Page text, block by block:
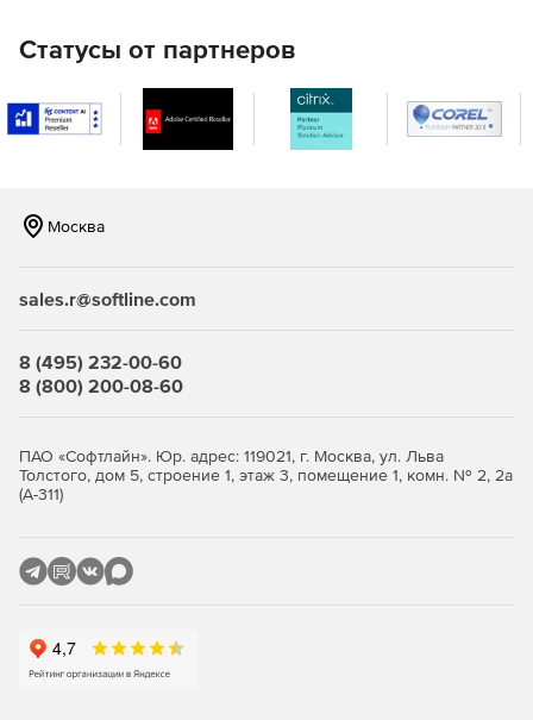
комплекте готовые интегрированные решения для
биометрической идентификации, распознавания
документов, увязки с системами бухгалтерского и
кадрового учёта и автотранспортного КПП.
реагирования на инциденты в едином приложении.
риск ошибки оператора, уменьшить время
Для видеонаблюдения и видеоменеджмента.
необходимые функции для охранного и
технологического телевидения, видеозаписи, а также
позволяет «из коробки» автоматизировать любые
сценарии видеофиксации и видеоверификации – от
видеоматериалов по инцидентам.
Для подготовки отчетов. Комплексная система
Статусы от партнеров
Москва
sales.r@softline.com
8 (495) 232-00-60
8 (800) 200-08-60
ПАО «Софтлайн». Юр. адрес: 119021, г. Москва, ул. Льва
Толстого, дом 5, строение 1, этаж 3, помещение 1, комн. № 2, 2а
(А-311)